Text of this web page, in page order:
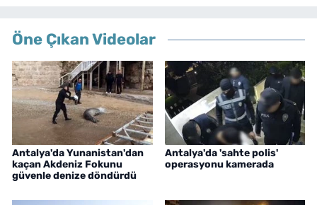
Öne Çıkan Videolar
Antalya'da Yunanistan'dan
kaçan Akdeniz Fokunu
güvenle denize döndürdü
Antalya'da 'sahte polis'
operasyonu kamerada